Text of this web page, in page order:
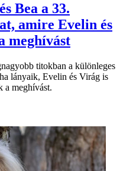
Bea a 33.
amire Evelin és
meghívást
titokban a különleges
lányaik, Evelin és Virág is
a meghívást.